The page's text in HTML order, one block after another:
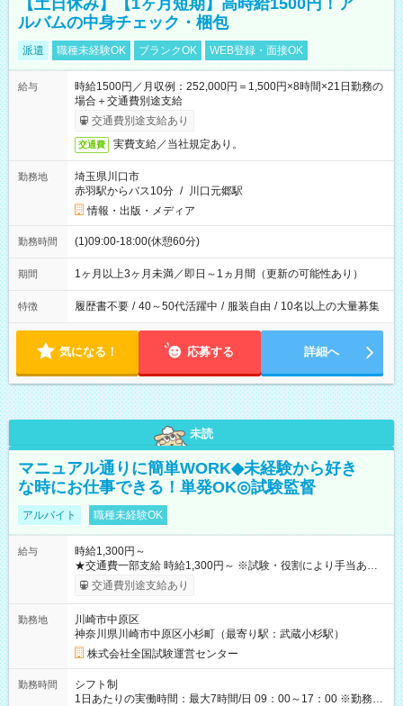
【土日休み】【1ヶ月短期】高時給1500円！ア
ルバムの中身チェック・梱包
派遣 職種未経験OK ブランクOK WEB登録・面接OK
給与
時給1500円／月収例：252,000円＝1,500円×8時間×21日勤務の
場合＋交通費別途支給
交通費別途支給あり
交通費 実費支給／当社規定あり。
勤務地
埼玉県川口市
赤羽駅からバス10分 / 川口元郷駅
情報・出版・メディア
勤務時間 (1)09:00-18:00(休憩60分)
期間 1ヶ月以上3ヶ月未満／即日～1ヵ月間（更新の可能性あり）
特徴 履歴書不要 / 40～50代活躍中 / 服装自由 / 10名以上の大量募集
気になる！ 応募する 詳細へ
未読
マニュアル通りに簡単WORK◆未経験から好き
な時にお仕事できる！単発OK◎試験監督
アルバイト 職種未経験OK
給与
時給1,300円～
★交通費一部支給 時給1,300円～ ※試験・役割により手当あり
※勤務回数により昇給あり 【即給（前払い）オプションあ
り！】 希望される場合、勤務から1週間ほどで給与の一部を受け
例】 ・河合塾模擬試験 8:30～17:30（休憩1時間） 時給1,300円
×8時間＝日収10,400円＋交通費 ※当日の役割により時給＋100
円の場合あり ・国家試験 7:00～13:30（休憩なし） 時給1,300
円（役割手当＋100円）×6時間＝日収8,400円＋交通費 【試用期
間】試用期間なし
交通費別途支給あり
勤務地
川崎市中原区
神奈川県川崎市中原区小杉町（最寄り駅：武蔵小杉駅）
株式会社全国試験運営センター
勤務時間
シフト制
1日あたりの実働時間：最大7時間/日 09：00～17：00 ※勤務時